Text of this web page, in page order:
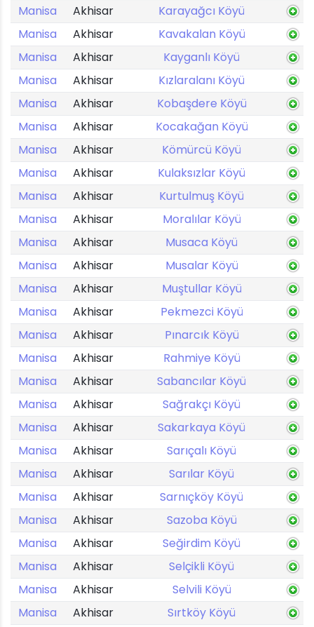
Manisa
Akhisar
Karayağcı Köyü
Manisa
Akhisar
Kavakalan Köyü
Manisa
Akhisar
Kayganlı Köyü
Manisa
Akhisar
Kızlaralanı Köyü
Manisa
Akhisar
Kobaşdere Köyü
Manisa
Akhisar
Kocakağan Köyü
Manisa
Akhisar
Kömürcü Köyü
Manisa
Akhisar
Kulaksızlar Köyü
Manisa
Akhisar
Kurtulmuş Köyü
Manisa
Akhisar
Moralılar Köyü
Manisa
Akhisar
Musaca Köyü
Manisa
Akhisar
Musalar Köyü
Manisa
Akhisar
Muştullar Köyü
Manisa
Akhisar
Pekmezci Köyü
Manisa
Akhisar
Pınarcık Köyü
Manisa
Akhisar
Rahmiye Köyü
Manisa
Akhisar
Sabancılar Köyü
Manisa
Akhisar
Sağrakçı Köyü
Manisa
Akhisar
Sakarkaya Köyü
Manisa
Akhisar
Sarıçalı Köyü
Manisa
Akhisar
Sarılar Köyü
Manisa
Akhisar
Sarnıçköy Köyü
Manisa
Akhisar
Sazoba Köyü
Manisa
Akhisar
Seğirdim Köyü
Manisa
Akhisar
Selçikli Köyü
Manisa
Akhisar
Selvili Köyü
Manisa
Akhisar
Sırtköy Köyü